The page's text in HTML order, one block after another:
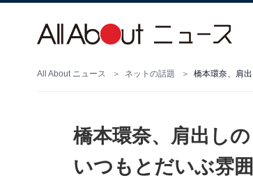
All About ニュース ネットの話題
橋本環奈、肩出し
いつもとだいぶ雰